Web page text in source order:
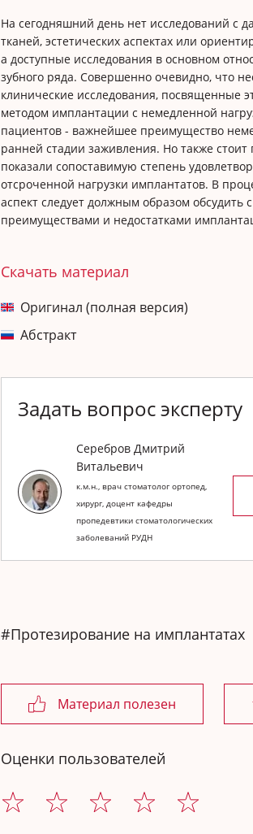
На сегодняшний день нет исследований с
тканей, эстетических аспектах или
а доступные исследования в основном
зубного ряда. Совершенно очевидно, что
клинические исследования, посвященные
методом имплантации с немедленной
пациентов - важнейшее преимущество
ранней стадии заживления. Но также стоит
показали сопоставимую степень
отсроченной нагрузки имплантатов. В
аспект следует должным образом обсудить
преимуществами и недостатками
Скачать материал
Оригинал (полная версия)
Абстракт
Задать вопрос эксперту
Серебров Дмитрий
Витальевич
к.м.н., врач стоматолог ортопед,
хирург, доцент кафедры
пропедевтики стоматологических
заболеваний РУДН
#Протезирование на имплантатах
Материал полезен
Оценки пользователей